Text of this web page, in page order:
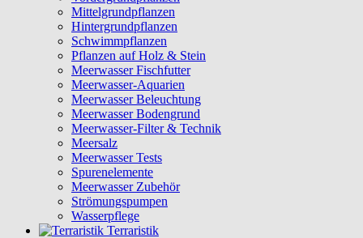
Mittelgrundpflanzen
Hintergrundpflanzen
Schwimmpflanzen
Pflanzen auf Holz & Stein
Meerwasser Fischfutter
Meerwasser-Aquarien
Meerwasser Beleuchtung
Meerwasser Bodengrund
Meerwasser-Filter & Technik
Meersalz
Meerwasser Tests
Spurenelemente
Meerwasser Zubehör
Strömungspumpen
Wasserpflege
Terraristik